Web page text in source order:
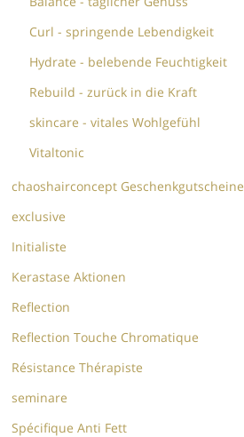
Curl - springende Lebendigkeit
Hydrate - belebende Feuchtigkeit
Rebuild - zurück in die Kraft
skincare - vitales Wohlgefühl
Vitaltonic
chaoshairconcept Geschenkgutscheine
exclusive
Initialiste
Kerastase Aktionen
Reflection
Reflection Touche Chromatique
Résistance Thérapiste
seminare
Spécifique Anti Fett